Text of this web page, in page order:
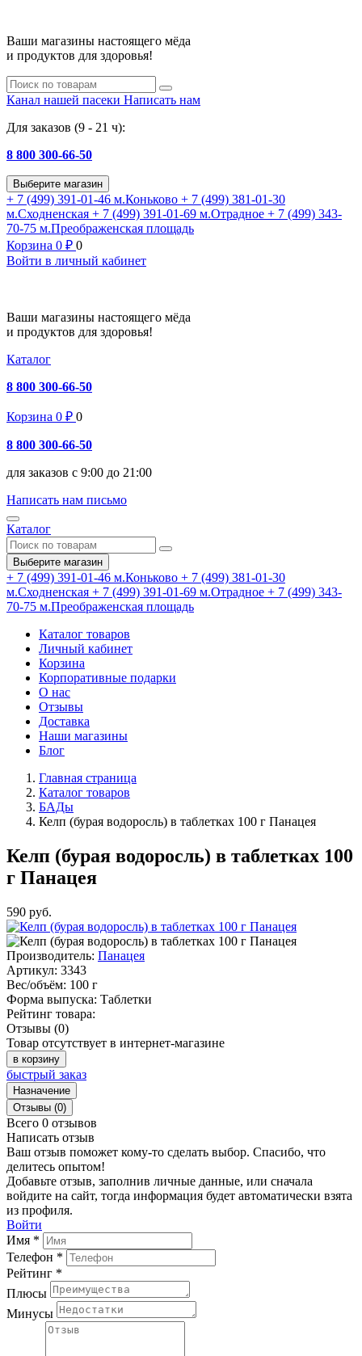
Ваши магазины настоящего мёда
и продуктов для здоровья!
Канал нашей пасеки Написать нам
Для заказов (9 - 21 ч):
8 800 300-66-50
Выберите магазин
+ 7 (499) 391-01-46 м.Коньково + 7 (499) 381-01-30
м.Сходненская + 7 (499) 391-01-69 м.Отрадное + 7 (499) 343-
70-75 м.Преображенская площадь
Корзина 0 ₽ 0
Войти в личный кабинет
Ваши магазины настоящего мёда
и продуктов для здоровья!
Каталог
8 800 300-66-50
Корзина 0 ₽ 0
8 800 300-66-50
для заказов с 9:00 до 21:00
Написать нам письмо
Каталог
Выберите магазин
+ 7 (499) 391-01-46 м.Коньково + 7 (499) 381-01-30
м.Сходненская + 7 (499) 391-01-69 м.Отрадное + 7 (499) 343-
70-75 м.Преображенская площадь
Каталог товаров
Личный кабинет
Корзина
Корпоративные подарки
О нас
Отзывы
Доставка
Наши магазины
Блог
Главная страница
Каталог товаров
БАДы
Келп (бурая водоросль) в таблетках 100 г Панацея
Келп (бурая водоросль) в таблетках 100
г Панацея
590 руб.
Производитель: Панацея
Артикул: 3343
Вес/объём: 100 г
Форма выпуска: Таблетки
Рейтинг товара:
Отзывы (0)
Товар отсутствует в интернет-магазине
в корзину
быстрый заказ
Назначение
Отзывы (0)
Всего 0 отзывов
Написать отзыв
Ваш отзыв поможет кому-то сделать выбор. Спасибо, что
делитесь опытом!
Добавьте отзыв, заполнив личные данные, или сначала
войдите на сайт, тогда информация будет автоматически взята
из профиля.
Войти
Имя *
Телефон *
Рейтинг *
Плюсы
Минусы